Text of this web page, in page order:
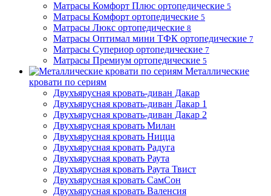
Матрасы Комфорт Плюс ортопедические 5
Матрасы Комфорт ортопедические 5
Матрасы Люкс ортопедические 8
Матрасы Оптимал мини ТФК ортопедические 7
Матрасы Супериор ортопедические 7
Матрасы Премиум ортопедические 5
Металлические
кровати по сериям
Двухъярусная кровать-диван Дакар
Двухъярусная кровать-диван Дакар 1
Двухъярусная кровать-диван Дакар 2
Двухъярусная кровать Милан
Двухъярусная кровать Ницца
Двухъярусная кровать Радуга
Двухъярусная кровать Раута
Двухъярусная кровать Раута Твист
Двухъярусная кровать СамСон
Двухъярусная кровать Валенсия